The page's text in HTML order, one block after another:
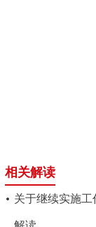
相关解读
关于继续实施